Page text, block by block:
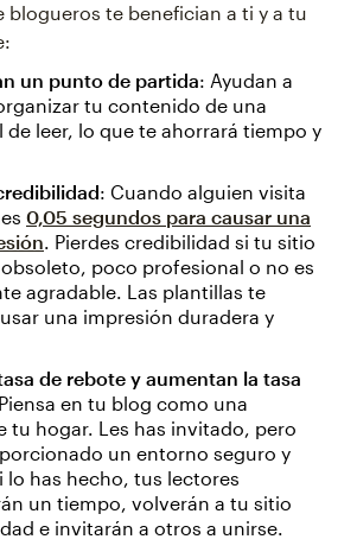
blogueros te benefician a ti y a tu
un punto de partida: Ayudan a
tu contenido de una
de leer, lo que te ahorrará tiempo y
: Cuando alguien visita
0,05 segundos para causar una
. Pierdes credibilidad si tu sitio
poco profesional o no es
agradable. Las plantillas te
una impresión duradera y
de rebote y aumentan la tasa
en tu blog como una
tu hogar. Les has invitado, pero
un entorno seguro y
lo has hecho, tus lectores
un tiempo, volverán a tu sitio
e invitarán a otros a unirse.